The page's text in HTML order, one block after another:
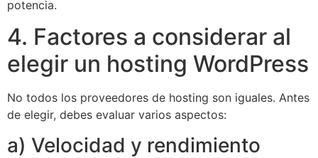
potencia.
4. Factores a considerar al
elegir un hosting WordPress
No todos los proveedores de hosting son iguales. Antes
de elegir, debes evaluar varios aspectos:
a) Velocidad y rendimiento